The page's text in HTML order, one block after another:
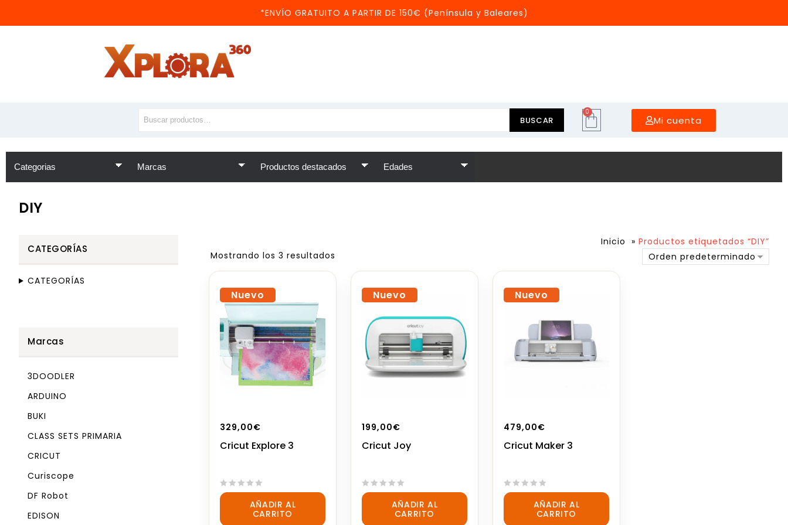
*ENVÍO GRATUITO A PARTIR DE 150€ (Península y Baleares)
BUSCAR
0
Mi cuenta
DIY
Inicio » Productos etiquetados “DIY”
Mostrando los 3 resultados
Orden predeterminado
Nuevo
329,00€
Cricut Explore 3
0
AÑADIR AL
CARRITO
Nuevo
199,00€
Cricut Joy
0
AÑADIR AL
CARRITO
Nuevo
479,00€
Cricut Maker 3
0
AÑADIR AL
CARRITO
CATEGORÍAS
CATEGORÍAS
Marcas
3DOODLER
ARDUINO
BUKI
CLASS SETS PRIMARIA
CRICUT
Curiscope
DF Robot
EDISON